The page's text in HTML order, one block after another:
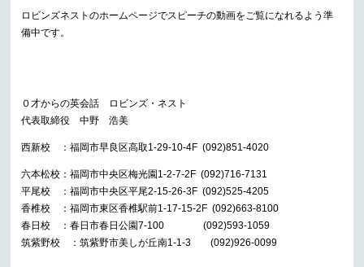
ロビンズネストのホームページでスピーチの動画をご覧になれるよう準
備中です。
０才からの英会話 ロビンズ・ネスト
代表取締役 中野 浩美
西新校 ：福岡市早良区高取1-29-10-4F (092)851-4020
六本松校：福岡市中央区梅光園1-2-7-2F (092)716-7131
平尾校 ：福岡市中央区平尾2-15-26-3F (092)525-4205
香椎校 ：福岡市東区香椎駅前1-17-15-2F (092)663-8100
春日校 ：春日市春日公園7-100 (092)593-1059
筑紫野校 ：筑紫野市美しが丘南1-1-3 (092)926-0099